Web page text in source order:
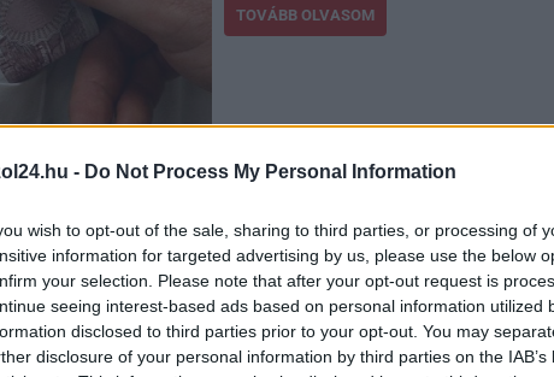
- Do Not Process My Personal Information
wish to opt-out of the sale, sharing to third parties, or processing of
information for targeted advertising by us, please use the below
your selection. Please note that after your opt-out request is
seeing interest-based ads based on personal information utilized
disclosed to third parties prior to your opt-out. You may
disclosure of your personal information by third parties on the IAB’s
TOVÁBB OLVASOM
A Debreceni Ítélőtábla jogerősen